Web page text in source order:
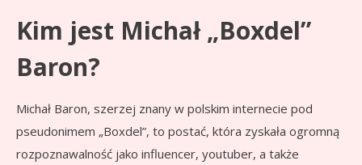
Kim jest Michał „Boxdel”
Baron?
Michał Baron, szerzej znany w polskim internecie pod
pseudonimem „Boxdel”, to postać, która zyskała ogromną
rozpoznawalność jako influencer, youtuber, a także